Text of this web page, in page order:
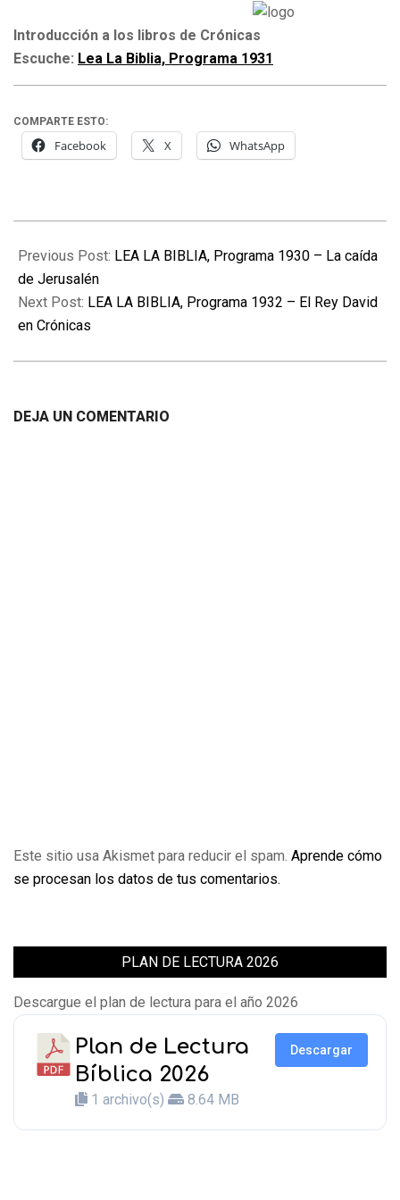
Introducción a los libros de Crónicas
Escuche: Lea La Biblia, Programa 1931
COMPARTE ESTO:
Facebook X WhatsApp
10-
08
Previous Post: LEA LA BIBLIA, Programa 1930 – La caída
de Jerusalén
Next Post: LEA LA BIBLIA, Programa 1932 – El Rey David
en Crónicas
DEJA UN COMENTARIO
Este sitio usa Akismet para reducir el spam. Aprende cómo
se procesan los datos de tus comentarios.
PLAN DE LECTURA 2026
Descargue el plan de lectura para el año 2026
Plan de Lectura
Bíblica 2026
1 archivo(s) 8.64 MB
Descargar